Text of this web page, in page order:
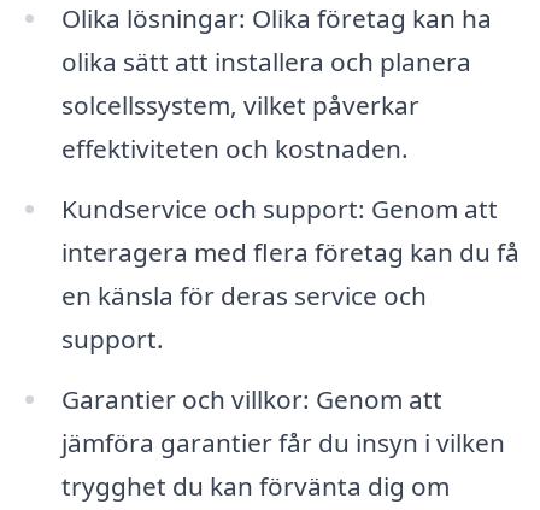
Olika lösningar: Olika företag kan ha
olika sätt att installera och planera
solcellssystem, vilket påverkar
effektiviteten och kostnaden.
Kundservice och support: Genom att
interagera med flera företag kan du få
en känsla för deras service och
support.
Garantier och villkor: Genom att
jämföra garantier får du insyn i vilken
trygghet du kan förvänta dig om